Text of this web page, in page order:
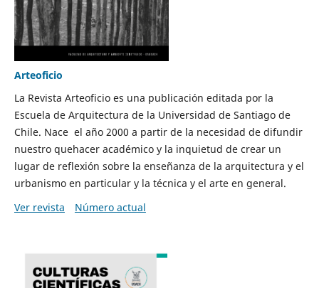
Arteoficio
La Revista Arteoficio es una publicación editada por la
Escuela de Arquitectura de la Universidad de Santiago de
Chile. Nace el año 2000 a partir de la necesidad de difundir
nuestro quehacer académico y la inquietud de crear un
lugar de reflexión sobre la enseñanza de la arquitectura y el
urbanismo en particular y la técnica y el arte en general.
Ver revista
Número actual